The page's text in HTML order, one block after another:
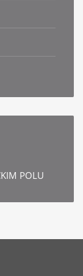
POLU